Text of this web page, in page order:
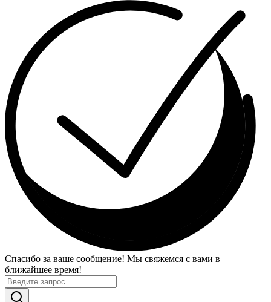
Спасибо за ваше сообщение! Мы свяжемся с вами в
ближайшее время!